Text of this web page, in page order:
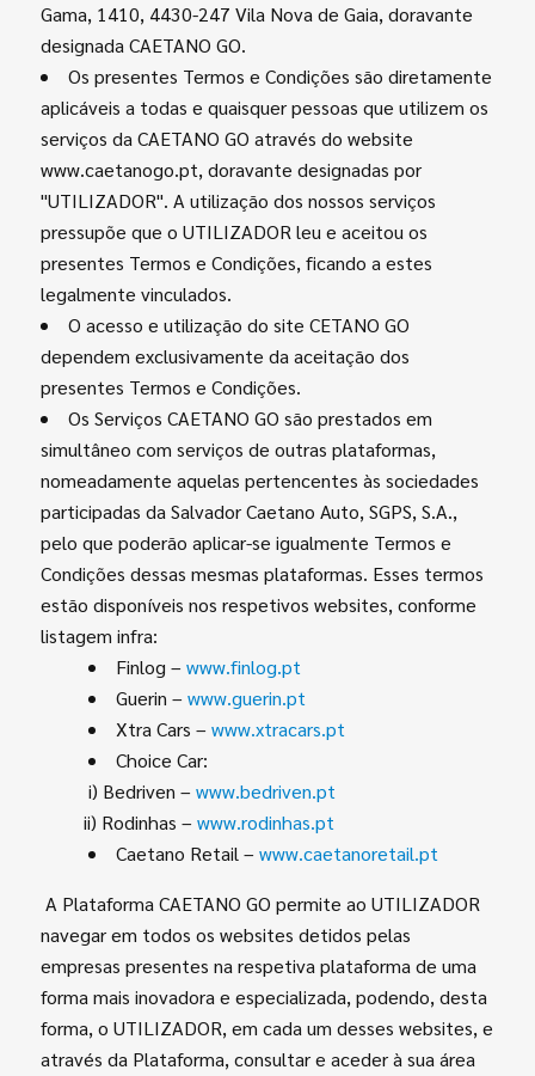
Gama, 1410, 4430-247 Vila Nova de Gaia, doravante
designada CAETANO GO.
Os presentes Termos e Condições são diretamente
aplicáveis a todas e quaisquer pessoas que utilizem os
serviços da CAETANO GO através do website
www.caetanogo.pt, doravante designadas por
"UTILIZADOR". A utilização dos nossos serviços
pressupõe que o UTILIZADOR leu e aceitou os
presentes Termos e Condições, ficando a estes
legalmente vinculados.
O acesso e utilização do site CETANO GO
dependem exclusivamente da aceitação dos
presentes Termos e Condições.
Os Serviços CAETANO GO são prestados em
simultâneo com serviços de outras plataformas,
nomeadamente aquelas pertencentes às sociedades
participadas da Salvador Caetano Auto, SGPS, S.A.,
pelo que poderão aplicar-se igualmente Termos e
Condições dessas mesmas plataformas. Esses termos
estão disponíveis nos respetivos websites, conforme
listagem infra:
Finlog – www.finlog.pt
Guerin – www.guerin.pt
Xtra Cars – www.xtracars.pt
Choice Car:
i) Bedriven – www.bedriven.pt
ii) Rodinhas – www.rodinhas.pt
Caetano Retail – www.caetanoretail.pt
A Plataforma CAETANO GO permite ao UTILIZADOR
navegar em todos os websites detidos pelas
empresas presentes na respetiva plataforma de uma
forma mais inovadora e especializada, podendo, desta
forma, o UTILIZADOR, em cada um desses websites, e
através da Plataforma, consultar e aceder à sua área